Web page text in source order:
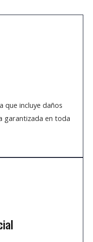
que incluye daños
garantizada en toda